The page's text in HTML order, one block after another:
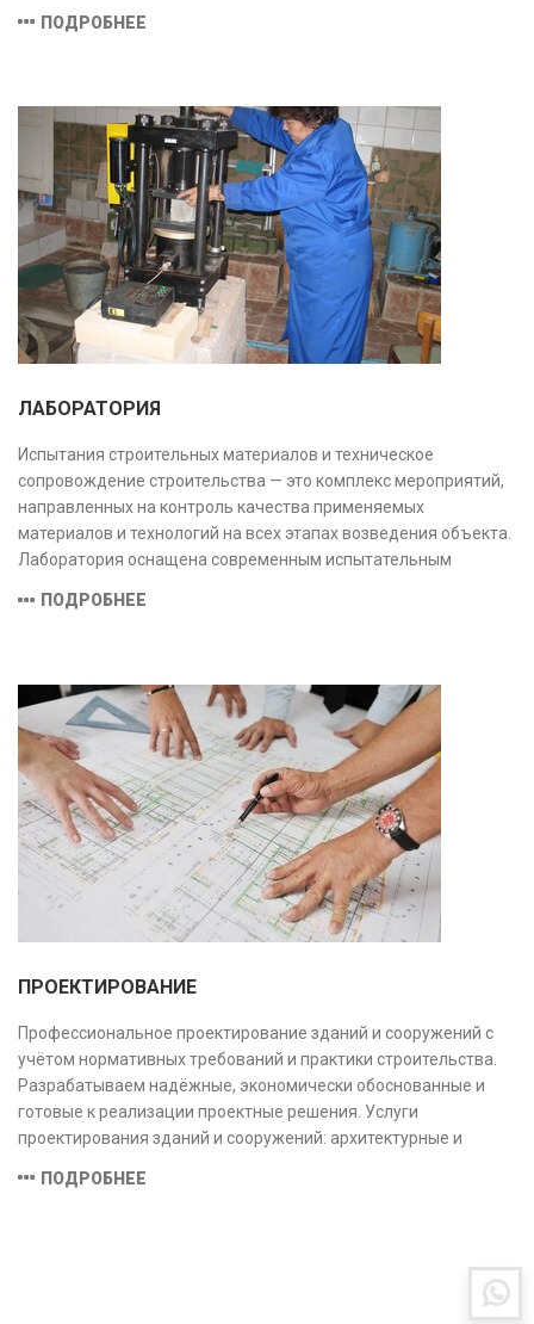
безопасность и экономическую обоснованность проекта.
ПОДРОБНЕЕ
ЛАБОРАТОРИЯ
Испытания строительных материалов и техническое
сопровождение строительства — это комплекс мероприятий,
направленных на контроль качества применяемых
материалов и технологий на всех этапах возведения объекта.
Лаборатория оснащена современным испытательным
соответствующими заявленной области аккредитации.
ПОДРОБНЕЕ
ПРОЕКТИРОВАНИЕ
Профессиональное проектирование зданий и сооружений с
учётом нормативных требований и практики строительства.
Разрабатываем надёжные, экономически обоснованные и
готовые к реализации проектные решения. Услуги
проектирования зданий и сооружений: архитектурные и
сметная документация. Полный цикл работ с учётом норм и
ПОДРОБНЕЕ